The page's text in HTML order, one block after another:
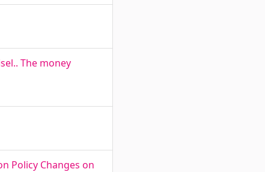
The money
Policy Changes on